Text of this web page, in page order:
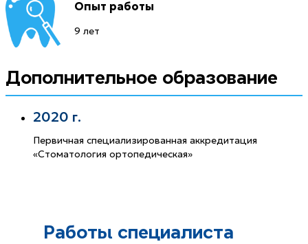
Опыт работы
9 лет
Дополнительное образование
2020 г.
Первичная специализированная аккредитация
«Стоматология ортопедическая»
Работы специалиста